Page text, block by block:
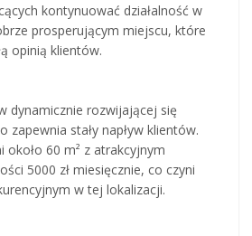
kontynuować działalność w
prosperującym miejscu, które
opinią klientów.
dynamicznie rozwijającej się
zapewnia stały napływ klientów.
około 60 m² z atrakcyjnym
5000 zł miesięcznie, co czyni
w tej lokalizacji.